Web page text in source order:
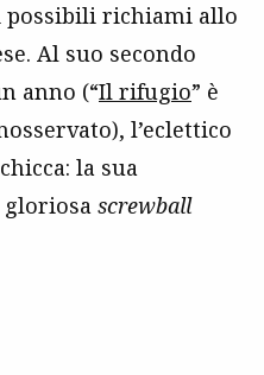
richiami allo
Al suo secondo
anno (“Il rifugio” è
l’eclettico
la sua
gloriosa screwball